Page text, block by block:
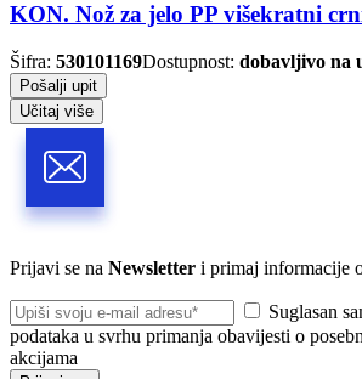
KON. Nož za jelo PP višekratni
Šifra: 530101169Dostupnost: dobavljivo na
Pošalji upit
Učitaj više
Prijavi se na Newsletter i primaj informacije
Suglasan
podataka u svrhu primanja obavijesti o
akcijama